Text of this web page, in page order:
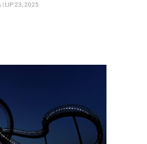
| LIP 23, 2025